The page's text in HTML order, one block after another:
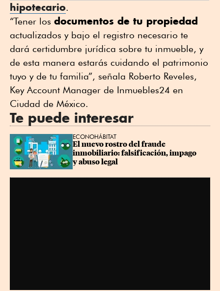
hipotecario.
“Tener los documentos de tu propiedad
actualizados y bajo el registro necesario te
dará certidumbre jurídica sobre tu inmueble, y
de esta manera estarás cuidando el patrimonio
tuyo y de tu familia”, señala Roberto Reveles,
Key Account Manager de Inmuebles24 en
Ciudad de México.
Te puede interesar
ECONOHÁBITAT
El nuevo rostro del fraude
inmobiliario: falsificación, impago
y abuso legal